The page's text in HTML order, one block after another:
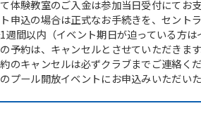
体験教室のご入金は参加当日受付にてお
申込の場合は正式なお手続きを、セント
週間以内（イベント期日が迫っている方
予約は、キャンセルとさせていただきます
のキャンセルは必ずクラブまでご連絡く
プール開放イベントにお申込みいただい